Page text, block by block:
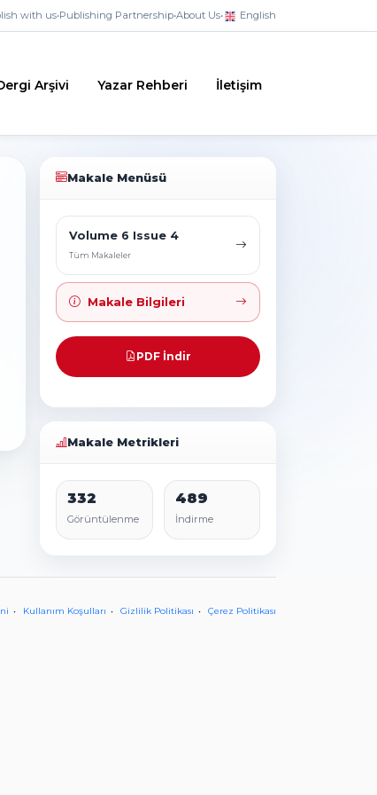
with us•Publishing Partnership•About Us• English
Arşivi Yazar Rehberi İletişim
Makale Menüsü
Volume 6 Issue 4
Tüm Makaleler
Makale Bilgileri
PDF İndir
Makale Metrikleri
332
Görüntülenme
489
İndirme
Kullanım Koşulları Gizlilik Politikası Çerez Politikası